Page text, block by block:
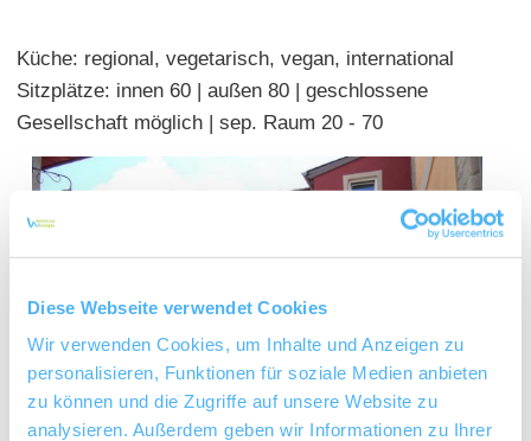
Diese Webseite verwendet Cookies
Wir verwenden Cookies, um Inhalte und Anzeigen zu
personalisieren, Funktionen für soziale Medien anbieten
zu können und die Zugriffe auf unsere Website zu
analysieren. Außerdem geben wir Informationen zu Ihrer
Küche: regional, vegetarisch, vegan, international
Sitzplätze: innen 60 | außen 80 | geschlossene
Gesellschaft möglich | sep. Raum 20 - 70